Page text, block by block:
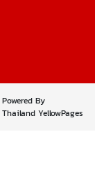
Powered By
Thailand YellowPages